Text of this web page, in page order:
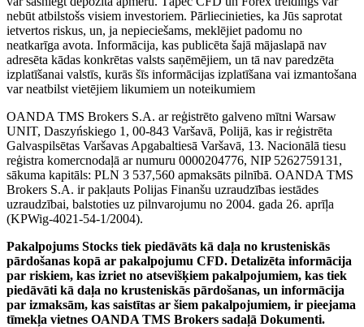
nebūt atbilstošs visiem investoriem. Pārliecinieties, ka Jūs saprotat
ietvertos riskus, un, ja nepieciešams, meklējiet padomu no
neatkarīga avota. Informācija, kas publicēta šajā mājaslapā nav
adresēta kādas konkrētas valsts saņēmējiem, un tā nav paredzēta
izplatīšanai valstīs, kurās šīs informācijas izplatīšana vai izmantošana
var neatbilst vietējiem likumiem un noteikumiem
OANDA TMS Brokers S.A. ar reģistrēto galveno mītni Warsaw
UNIT, Daszyńskiego 1, 00-843 Varšavā, Polijā, kas ir reģistrēta
Galvaspilsētas Varšavas Apgabaltiesā Varšavā, 13. Nacionālā tiesu
reģistra komercnodaļā ar numuru 0000204776, NIP 5262759131,
sākuma kapitāls: PLN 3 537,560 apmaksāts pilnībā. OANDA TMS
Brokers S.A. ir pakļauts Polijas Finanšu uzraudzības iestādes
uzraudzībai, balstoties uz pilnvarojumu no 2004. gada 26. aprīļa
(KPWig-4021-54-1/2004).
Pakalpojums Stocks tiek piedāvāts kā daļa no krusteniskās
pārdošanas kopā ar pakalpojumu CFD. Detalizēta informācija
par riskiem, kas izriet no atsevišķiem pakalpojumiem, kas tiek
piedāvāti kā daļa no krusteniskās pārdošanas, un informācija
par izmaksām, kas saistītas ar šiem pakalpojumiem, ir pieejama
tīmekļa vietnes OANDA TMS Brokers sadaļā Dokumenti.